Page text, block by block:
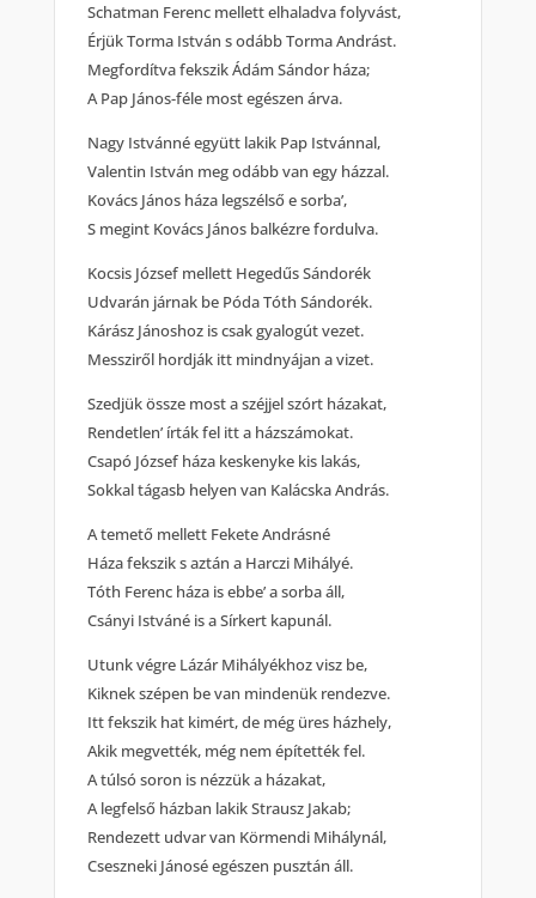
Schatman Ferenc mellett elhaladva folyvást,
Érjük Torma István s odább Torma Andrást.
Megfordítva fekszik Ádám Sándor háza;
A Pap János-féle most egészen árva.
Nagy Istvánné együtt lakik Pap Istvánnal,
Valentin István meg odább van egy házzal.
Kovács János háza legszélső e sorba’,
S megint Kovács János balkézre fordulva.
Kocsis József mellett Hegedűs Sándorék
Udvarán járnak be Póda Tóth Sándorék.
Kárász Jánoshoz is csak gyalogút vezet.
Messziről hordják itt mindnyájan a vizet.
Szedjük össze most a széjjel szórt házakat,
Rendetlen’ írták fel itt a házszámokat.
Csapó József háza keskenyke kis lakás,
Sokkal tágasb helyen van Kalácska András.
A temető mellett Fekete Andrásné
Háza fekszik s aztán a Harczi Mihályé.
Tóth Ferenc háza is ebbe’ a sorba áll,
Csányi Istváné is a Sírkert kapunál.
Utunk végre Lázár Mihályékhoz visz be,
Kiknek szépen be van mindenük rendezve.
Itt fekszik hat kimért, de még üres házhely,
Akik megvették, még nem építették fel.
A túlsó soron is nézzük a házakat,
A legfelső házban lakik Strausz Jakab;
Rendezett udvar van Körmendi Mihálynál,
Cseszneki Jánosé egészen pusztán áll.